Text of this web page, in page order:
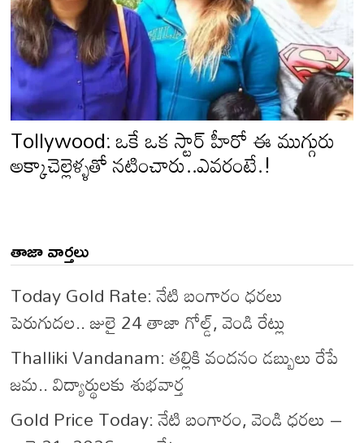
Tollywood: ఒకే ఒక స్టార్ హీరో ఈ ముగ్గురు
అక్కాచెల్లెళ్ళతో నటించారు..ఎవరంటే.!
తాజా వార్తలు
Today Gold Rate: నేటి బంగారం ధరలు
పెరుగుదల.. జులై 24 తాజా గోల్డ్, వెండి రేట్లు
Thalliki Vandanam: తల్లికి వందనం డబ్బులు రేపే
జమ.. విద్యార్థులకు శుభవార్త
Gold Price Today: నేటి బంగారం, వెండి ధరలు –